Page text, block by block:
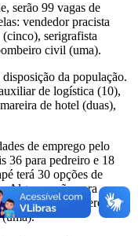
serão 99 vagas de
vendedor pracista
serigrafista
civil (uma).
da população.
de logística (10),
de hotel (duas),
de emprego pelo
36 para pedreiro e 18
terá 30 opções de
Algumas são para
(cinco), gerente
(uma).